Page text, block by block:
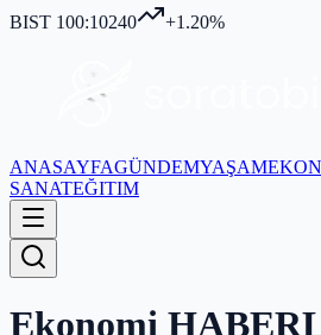
BIST 100:10240 +1.20%
ANASAYFAGÜNDEMYAŞAM
SANATEĞITIM
Ekonomi